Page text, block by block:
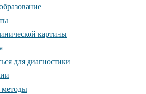
картины
для диагностики